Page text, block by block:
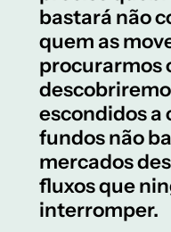
bastará não
quem as
procurarmos
escondidos a
fundos não
mercados
fluxos que
interromper.